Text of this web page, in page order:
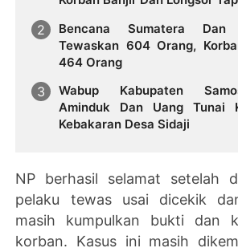
Bencana Sumatera
Tewaskan 604 Orang,
464 Orang
Wabup Kabupaten
Aminduk Dan Uang Tunai
Kebakaran Desa Sidaji
NP berhasil selamat setelah
pelaku tewas usai dicekik
masih kumpulkan bukti dan
korban. Kasus ini masih